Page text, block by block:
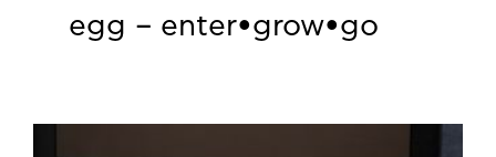
egg – enter•grow•go